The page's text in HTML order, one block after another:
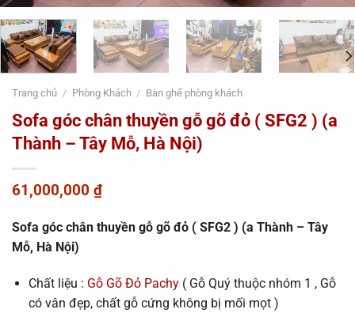
Trang chủ / Phòng Khách / Bàn ghế phòng khách
Sofa góc chân thuyền gỗ gõ đỏ ( SFG2 ) (a
Thành – Tây Mỗ, Hà Nội)
61,000,000 ₫
Sofa góc chân thuyền gỗ gõ đỏ ( SFG2 ) (a Thành – Tây
Mỗ, Hà Nội)
Chất liệu : Gỗ Gõ Đỏ Pachy( Gỗ Quý thuộc nhóm 1 , Gỗ
có vân đẹp, chất gỗ cứng không bị mối mọt )